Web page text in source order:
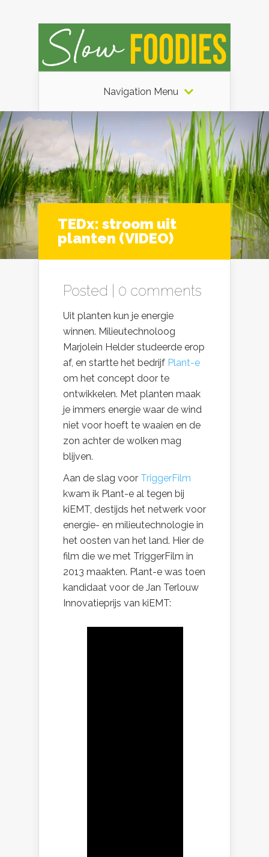
Navigation Menu
TEDx: stroom uit
planten (VIDEO)
Posted | 0 comments
Uit planten kun je energie
winnen. Milieutechnoloog
Marjolein Helder studeerde erop
af, en startte het bedrijf Plant-e
om het concept door te
ontwikkelen. Met planten maak
je immers energie waar de wind
niet voor hoeft te waaien en de
zon achter de wolken mag
blijven.
Aan de slag voor TriggerFilm
kwam ik Plant-e al tegen bij
kiEMT, destijds het netwerk voor
energie- en milieutechnologie in
het oosten van het land. Hier de
film die we met TriggerFilm in
2013 maakten. Plant-e was toen
kandidaat voor de Jan Terlouw
Innovatieprijs van kiEMT: